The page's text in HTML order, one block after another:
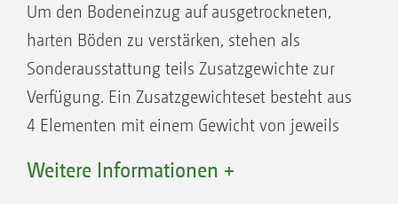
1. Unterlenkeranhängung Kat. 4N
2. Unterlenkeranhängung Kat. 3
3. Zugöse D=46
4. Zugöse D=79
5. Zugkugelkupplung M20/K80
Um den Bodeneinzug auf ausgetrockneten,
harten Böden zu verstärken, stehen als
Sonderausstattung teils Zusatzgewichte zur
Verfügung. Ein Zusatzgewichteset besteht aus
4 Elementen mit einem Gewicht von jeweils
starren Maschinen 200 kg, bei klappbaren
Weitere Informationen +